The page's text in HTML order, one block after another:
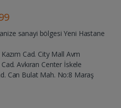
sanayi bölgesi Yeni Hastane
Cad. City Mall Avm
Avkıran Center İskele
Can Bulat Mah. No:8 Maraş